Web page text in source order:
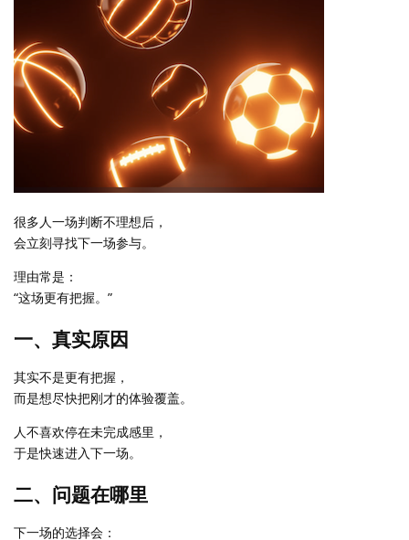
很多人一场判断不理想后，
会立刻寻找下一场参与。
理由常是：
“这场更有把握。”
一、真实原因
其实不是更有把握，
而是想尽快把刚才的体验覆盖。
人不喜欢停在未完成感里，
于是快速进入下一场。
二、问题在哪里
下一场的选择会：